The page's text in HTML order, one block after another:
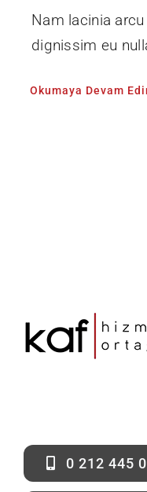
Nam lacinia
dignissim eu
Okumaya Devam
0 212 445